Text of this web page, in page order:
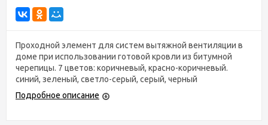
Проходной элемент для систем вытяжной вентиляции в
доме при использовании готовой кровли из битумной
черепицы. 7 цветов: коричневый, красно-коричневый.
синий, зеленый, светло-серый, серый, черный
Подробное описание